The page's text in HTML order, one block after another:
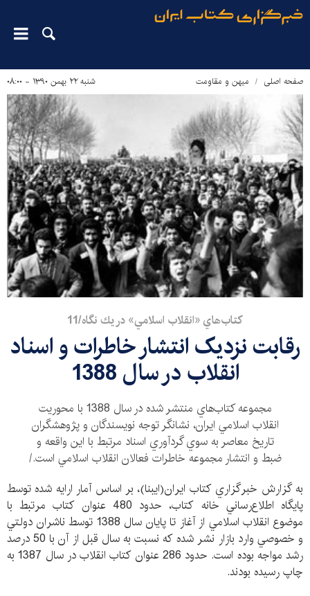
صفحه اصلی میهن و مقاومت شنبه ۲۲ بهمن ۱۳۹۰ - ۰۸:۰۰
كتاب‌هاي «انقلاب اسلامي» در يك نگاه/11
رقابت نزدیک انتشار خاطرات و اسناد
انقلاب در سال 1388
مجموعه كتاب‌هاي منتشر شده در سال 1388 با محوريت
انقلاب اسلامي ايران، نشانگر توجه نويسندگان و پژوهشگران
تاريخ معاصر به سوي گردآوري اسناد مرتبط با اين واقعه و
ضبط و انتشار مجموعه خاطرات فعالان انقلاب اسلامي است./
به گزارش خبرگزاري كتاب ايران(ايبنا)، بر اساس آمار ارايه شده توسط
پايگاه اطلاع‌رساني خانه كتاب، حدود 480 عنوان كتاب مرتبط با
موضوع انقلاب اسلامي از آغاز تا پايان سال 1388 توسط ناشران دولتي
و خصوصي وارد بازار نشر شده كه نسبت به سال قبل از آن با 50 درصد
رشد مواجه بوده است. حدود 286 عنوان كتاب انقلاب در سال 1387 به
چاپ رسيده بودند.